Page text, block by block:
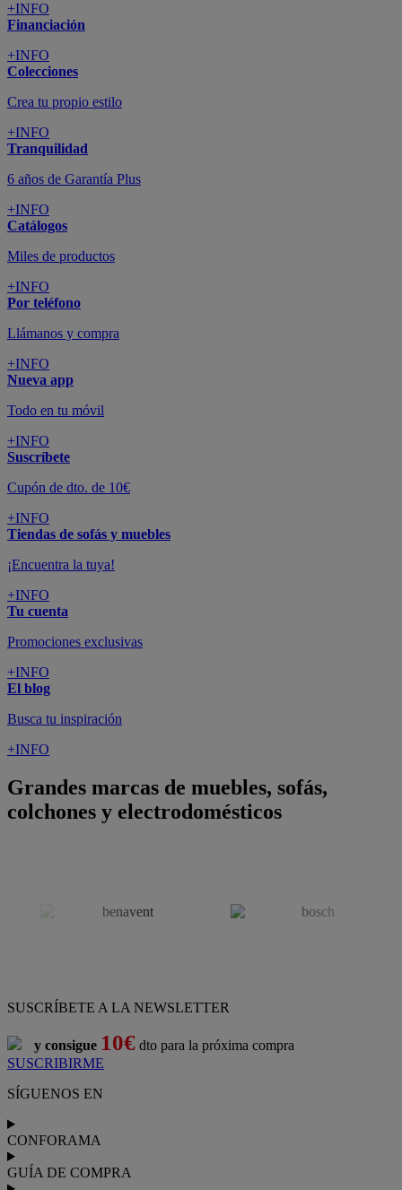
+INFO
Financiación
+INFO
Colecciones
Crea tu propio estilo
+INFO
Tranquilidad
6 años de Garantía Plus
+INFO
Catálogos
Miles de productos
+INFO
Por teléfono
Llámanos y compra
+INFO
Nueva app
Todo en tu móvil
+INFO
Suscríbete
Cupón de dto. de 10€
+INFO
Tiendas de sofás y muebles
¡Encuentra la tuya!
+INFO
Tu cuenta
Promociones exclusivas
+INFO
El blog
Busca tu inspiración
+INFO
Grandes marcas de muebles, sofás,
colchones y electrodomésticos
SUSCRÍBETE A LA NEWSLETTER
y consigue 10€ dto para la próxima compra
SUSCRIBIRME
SÍGUENOS EN
CONFORAMA
GUÍA DE COMPRA